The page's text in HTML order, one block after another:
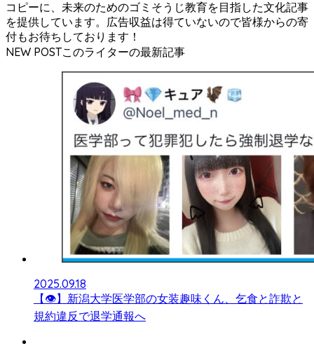
コピーに、未来のためのゴミそうじ教育を目指した文化記事
を提供しています。広告収益は得ていないので皆様からの寄
付もお待ちしております！
NEW POST
2025.09.18
【👁】新潟大学医学部の女装趣味くん、乞食と詐欺と
規約違反で退学通報へ